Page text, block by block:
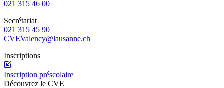
021 315 46 00
Secrétariat
021 315 45 90
CVEValency@lausanne.ch
Inscriptions
Inscription préscolaire
Découvrez le CVE